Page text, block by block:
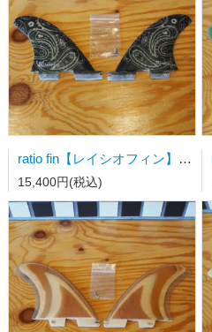
ratio fin【レイシオフィン】FMS(フラップモータースピードフィン) FCSⅡ用 クワッドサイドorロング用スタビ ブラックペーズリー
15,400円(税込)